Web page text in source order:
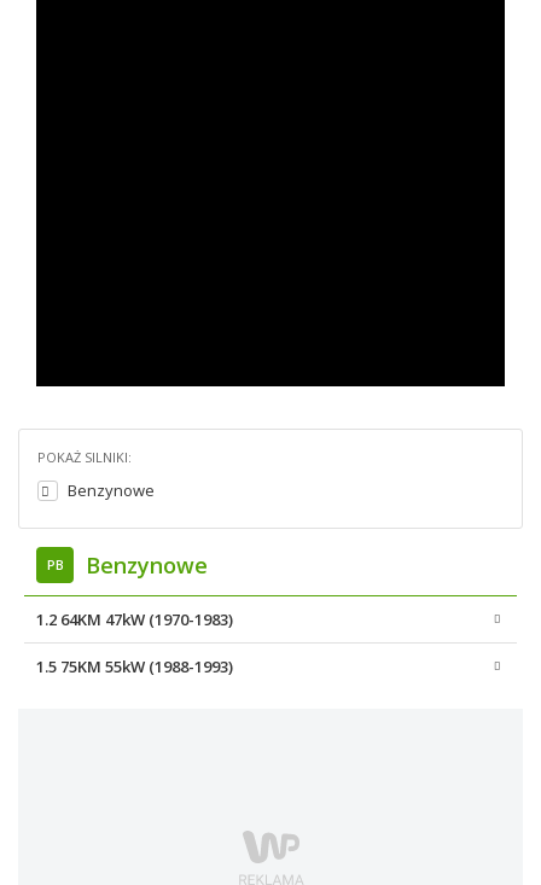
POKAŻ SILNIKI:
Benzynowe
PB Benzynowe
1.2 64KM 47kW (1970-1983)
1.5 75KM 55kW (1988-1993)